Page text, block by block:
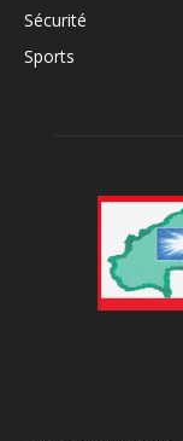
Sécurité
Sports